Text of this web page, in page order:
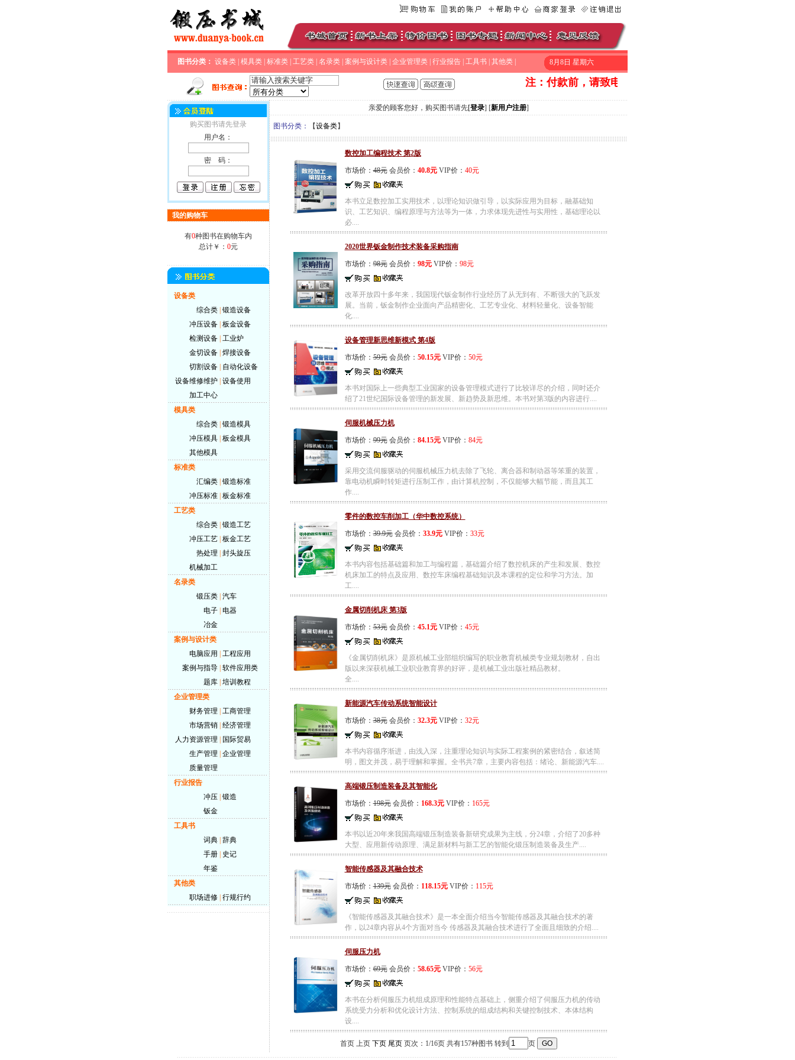
图书分类： 设备类 模具类 标准类 工艺类 名录类 案例与设计类 企业管理类 行业报告 工具书 其他类 8月8日 星期六
注：付款前，请致电010-53056669询问一下是否还有库存
购买图书请先登录
用户名：
密 码：
我的购物车
有0种图书在购物车内
总计￥： 0元
设备类
综合类 锻造设备
冲压设备 板金设备
检测设备 工业炉
金切设备 焊接设备
切割设备
自动化设备
设备维修维护 设备使用
加工中心
模具类
综合类 锻造模具
冲压模具 板金模具
其他模具
标准类
汇编类 锻造标准
冲压标准 板金标准
工艺类
综合类 锻造工艺
冲压工艺 板金工艺
热处理
封头旋压
机械加工
名录类
锻压类 汽车
电子 电器
冶金
案例与设计类
电脑应用
工程应用
案例与指导 软件应用类
题库 培训教程
企业管理类
财务管理
工商管理
市场营销 经济管理
人力资源管理
国际贸易
生产管理
企业管理
质量管理
行业报告
冲压 锻造
钣金
工具书
词典 辞典
手册
史记
年鉴
其他类
职场进修 行规行约
亲爱的顾客您好，购买图书请先[登录] [新用户注册]
图书分类： 【设备类】
数控加工编程技术 第2版
市场价：48元会员价： 40.8元VIP价： 40元
本书立足数控加工实用技术，以理论知识做引导，以实际应用为目标，融基础知
识、工艺知识、编程原理与方法等为一体，力求体现先进性与实用性，基础理论以
必....
2020世界钣金制作技术装备采购指南
市场价：98元会员价： 98元VIP价： 98元
改革开放四十多年来，我国现代钣金制作行业经历了从无到有、不断强大的飞跃发
展。当前，钣金制作企业面向产品精密化、工艺专业化、材料轻量化、设备智能
化....
设备管理新思维新模式 第4版
市场价：59元会员价： 50.15元VIP价： 50元
本书对国际上一些典型工业国家的设备管理模式进行了比较详尽的介绍，同时还介
绍了21世纪国际设备管理的新发展、新趋势及新思维。本书对第3版的内容进行....
伺服机械压力机
市场价：99元会员价： 84.15元VIP价： 84元
采用交流伺服驱动的伺服机械压力机去除了飞轮、离合器和制动器等笨重的装置，
靠电动机瞬时转矩进行压制工作，由计算机控制，不仅能够大幅节能，而且其工
作....
零件的数控车削加工（华中数控系统）
市场价：39.9元会员价： 33.9元VIP价： 33元
本书内容包括基础篇和加工与编程篇，基础篇介绍了数控机床的产生和发展、数控
机床加工的特点及应用、数控车床编程基础知识及本课程的定位和学习方法。加
工....
金属切削机床 第3版
市场价：53元会员价： 45.1元VIP价： 45元
《金属切削机床》是原机械工业部组织编写的职业教育机械类专业规划教材，自出
版以来深获机械工业职业教育界的好评，是机械工业出版社精品教材。
全....
新能源汽车传动系统智能设计
市场价：38元会员价： 32.3元VIP价： 32元
本书内容循序渐进，由浅入深，注重理论知识与实际工程案例的紧密结合，叙述简
明，图文并茂，易于理解和掌握。全书共7章，主要内容包括：绪论、新能源汽车....
高端锻压制造装备及其智能化
市场价：198元会员价： 168.3元VIP价： 165元
本书以近20年来我国高端锻压制造装备新研究成果为主线，分24章，介绍了20多种
大型、应用新传动原理、满足新材料与新工艺的智能化锻压制造装备及生产....
智能传感器及其融合技术
市场价：139元会员价： 118.15元VIP价： 115元
《智能传感器及其融合技术》是一本全面介绍当今智能传感器及其融合技术的著
作，以24章内容从4个方面对当今 传感器及其融合技术进行了全面且细致的介绍....
伺服压力机
市场价：69元会员价： 58.65元VIP价： 56元
本书在分析伺服压力机组成原理和性能特点基础上，侧重介绍了伺服压力机的传动
系统受力分析和优化设计方法、控制系统的组成结构和关键控制技术、本体结构
设....
首页 上页 下页 尾页 页次：1/16页 共有157种图书 转到 页